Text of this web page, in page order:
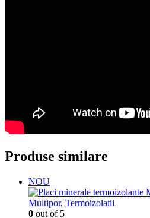
Produse similare
NOU
Multipor, Termoizolatii
0 out of 5